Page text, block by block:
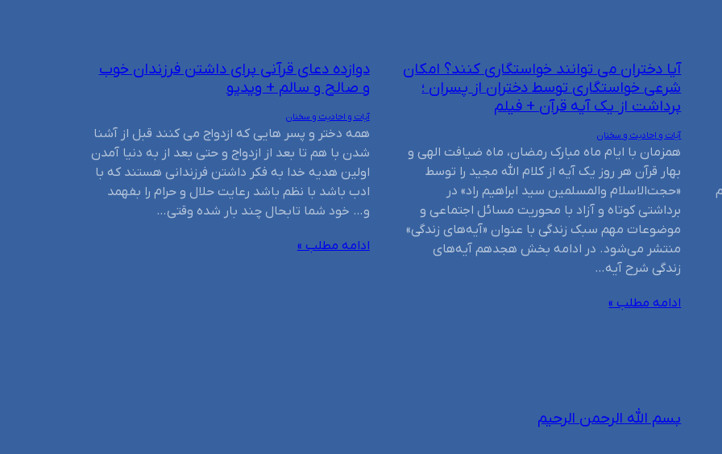
آیا دختران می توانند خواستگاری کنند؟ امکان
شرعی خواستگاری توسط دختران از پسران ؛
برداشت از یک آیه قرآن + فیلم
آیات و احادیث و سخنان
همزمان با ایام ماه مبارک رمضان، ماه ضیافت الهی و
بهار قرآن هر روز یک آیه از کلام الله مجید را توسط
«حجت‌الاسلام والمسلمین سید ابراهیم راد» در
برداشتی کوتاه و آزاد با محوریت مسائل اجتماعی و
موضوعات مهم سبک زندگی با عنوان «آیه‌های زندگی»
منتشر می‌شود. در ادامه بخش هجدهم آیه‌های
زندگی شرح آیه…
ادامه مطلب »
دوازده دعای قرآنی برای داشتن فرزندان خوب
و صالح و سالم + ویدیو
آیات و احادیث و سخنان
همه دختر و پسر هایی که ازدواج می کنند قبل از آشنا
شدن با هم تا بعد از ازدواج و حتی بعد از به دنیا آمدن
اولین هدیه خدا به فکر داشتن فرزندانی هستند که با
ادب باشد با نظم باشد رعایت حلال و حرام را بفهمد
و… خود شما تابحال چند بار شده وقتی…
ادامه مطلب »
بسم الله الرحمن الرحیم